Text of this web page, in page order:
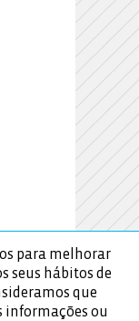
para melhorar
seus hábitos de
que
informações ou